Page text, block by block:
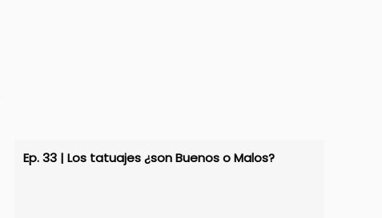
Ep. 33 | Los tatuajes ¿son Buenos o Malos?